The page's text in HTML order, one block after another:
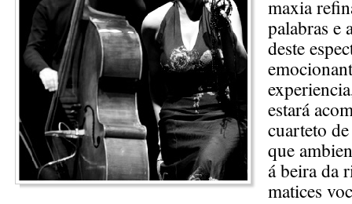
maxia
palabras e
deste
estará
cuarteto
que
á beira da
matices